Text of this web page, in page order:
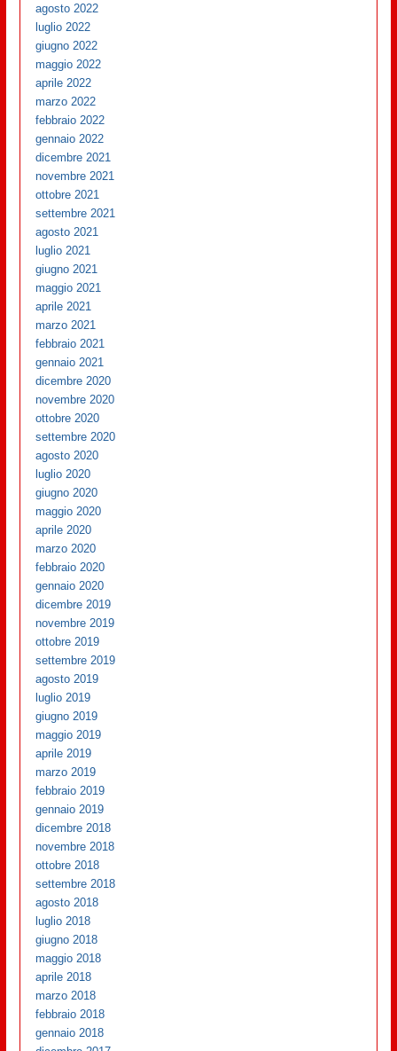
agosto 2022
luglio 2022
giugno 2022
maggio 2022
aprile 2022
marzo 2022
febbraio 2022
gennaio 2022
dicembre 2021
novembre 2021
ottobre 2021
settembre 2021
agosto 2021
luglio 2021
giugno 2021
maggio 2021
aprile 2021
marzo 2021
febbraio 2021
gennaio 2021
dicembre 2020
novembre 2020
ottobre 2020
settembre 2020
agosto 2020
luglio 2020
giugno 2020
maggio 2020
aprile 2020
marzo 2020
febbraio 2020
gennaio 2020
dicembre 2019
novembre 2019
ottobre 2019
settembre 2019
agosto 2019
luglio 2019
giugno 2019
maggio 2019
aprile 2019
marzo 2019
febbraio 2019
gennaio 2019
dicembre 2018
novembre 2018
ottobre 2018
settembre 2018
agosto 2018
luglio 2018
giugno 2018
maggio 2018
aprile 2018
marzo 2018
febbraio 2018
gennaio 2018